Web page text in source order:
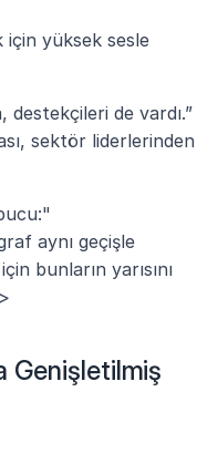
için yüksek sesle
destekçileri de vardı.”
aynı geçişle
bunların yarısını
Genişletilmiş